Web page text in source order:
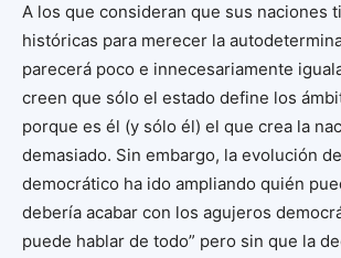
A los que consideran que sus naciones
históricas para merecer la
parecerá poco e innecesariamente
creen que sólo el estado define los
porque es él (y sólo él) el que crea la
demasiado. Sin embargo, la evolución
democrático ha ido ampliando quién
debería acabar con los agujeros
puede hablar de todo” pero sin que la